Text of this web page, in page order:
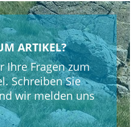
ARTIKEL?
Ihre Fragen zum
Schreiben Sie
wir melden uns